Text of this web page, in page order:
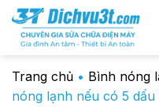
Chuyển
đến
dung
Trang chủ • Bình nóng
nóng lạnh nếu có 5 dấu